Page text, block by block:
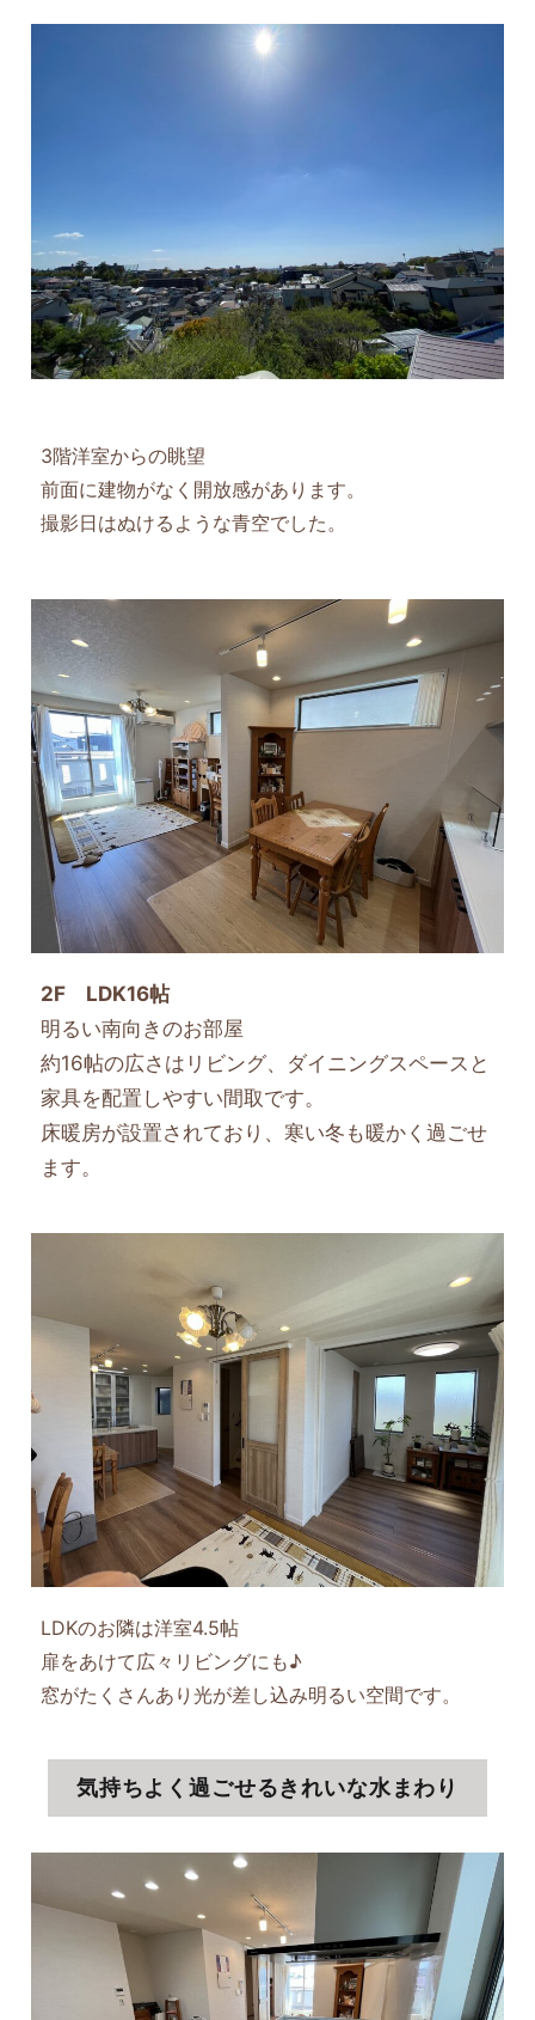
3階洋室からの眺望
前面に建物がなく開放感があります。
撮影日はぬけるような青空でした。
2F LDK16帖
明るい南向きのお部屋
約16帖の広さはリビング、ダイニングスペースと
家具を配置しやすい間取です。
床暖房が設置されており、寒い冬も暖かく過ごせ
ます。
LDKのお隣は洋室4.5帖
扉をあけて広々リビングにも♪
窓がたくさんあり光が差し込み明るい空間です。
気持ちよく過ごせるきれいな水まわり